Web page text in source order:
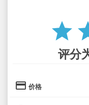
star
评分
credit_card 价格